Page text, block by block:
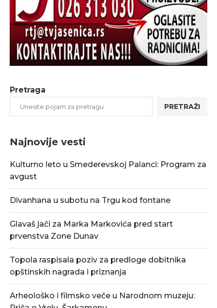
Pretraga
PRETRAŽI
Najnovije vesti
Kulturno leto u Smederevskoj Palanci: Program za
avgust
Divanhana u subotu na Trgu kod fontane
Glavaš jači za Marka Markovića pred start
prvenstva Zone Dunav
Topola raspisala poziv za predloge dobitnika
opštinskih nagrada i priznanja
Arheološko i filmsko veče u Narodnom muzeju: